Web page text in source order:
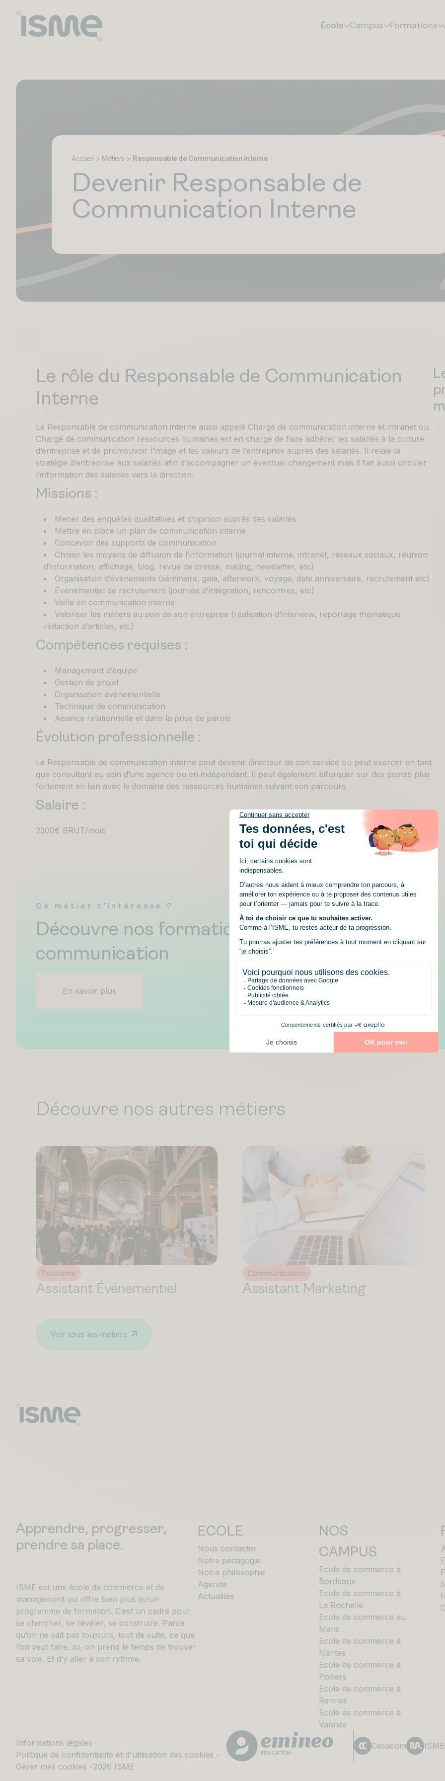
École Campus Formations
Accueil > Métiers > Responsable de Communication Interne
Devenir Responsable de
Communication Interne
Le rôle du Responsable de Communication
Interne
Le Responsable de communication interne aussi appelé Chargé de communication interne et intranet ou
Chargé de communication ressources humaines est en charge de faire adhérer les salariés à la culture
d’entreprise et de promouvoir l’image et les valeurs de l’entreprise auprès des salariés. Il relaie la
stratégie d’entreprise aux salariés afin d’accompagner un éventuel changement mais il fait aussi circuler
l’information des salariés vers la direction.
Missions :
Mener des enquêtes qualitatives et d’opinion auprès des salariés
Mettre en place un plan de communication interne
Concevoir des supports de communication
Choisir les moyens de diffusion de l’information (journal interne, intranet, réseaux sociaux, réunion
d’information, affichage, blog, revue de presse, mailing, newsletter, etc)
Organisation d’événements (séminaire, gala, afterwork, voyage, date anniversaire, recrutement etc)
Événementiel de recrutement (journée d’intégration, rencontres, etc)
Veille en communication interne
Valoriser les métiers au sein de son entreprise (réalisation d’interview, reportage thématique
rédaction d’articles, etc)
Compétences requises :
Management d’équipe
Gestion de projet
Organisation événementielle
Technique de communication
Aisance relationnelle et dans la prise de parole
Évolution professionnelle :
Le Responsable de communication interne peut devenir directeur de son service ou peut exercer en tant
que consultant au sein d’une agence ou en indépendant. Il peut également bifurquer sur des postes plus
fortement en lien avec le domaine des ressources humaines suivant son parcours.
Salaire :
2300€ BRUT/mois
Ce métier t’intéresse ?
Découvre nos formations en
communication
En savoir plus
Découvre nos autres métiers
Communication
Assistant Marketing
Communication
Chargé(e) de Marketing
Voir tous les métiers
Apprendre, progresser,
prendre sa place.
ISME est une école de commerce et de
management qui offre bien plus qu’un
programme de formation. C’est un cadre pour
se chercher, se révéler, se construire. Parce
qu’on ne sait pas toujours, tout de suite, ce que
l’on veut faire, ici, on prend le temps de trouver
sa voie. Et d’y aller à son rythme.
ECOLE
Nous contacter
Notre pédagogie
Notre philosophie
Agenda
Actualités
NOS
CAMPUS
Ecole de commerce à
Bordeaux
Ecole de commerce à
La Rochelle
Ecole de commerce au
Mans
Ecole de commerce à
Nantes
Ecole de commerce à
Poitiers
Ecole de commerce à
Rennes
Ecole de commerce à
Vannes
Informations légales
Politique de confidentialité et d'utilisation des cookies
Gérer mes cookies
2026 ISME
Cesacom ISME